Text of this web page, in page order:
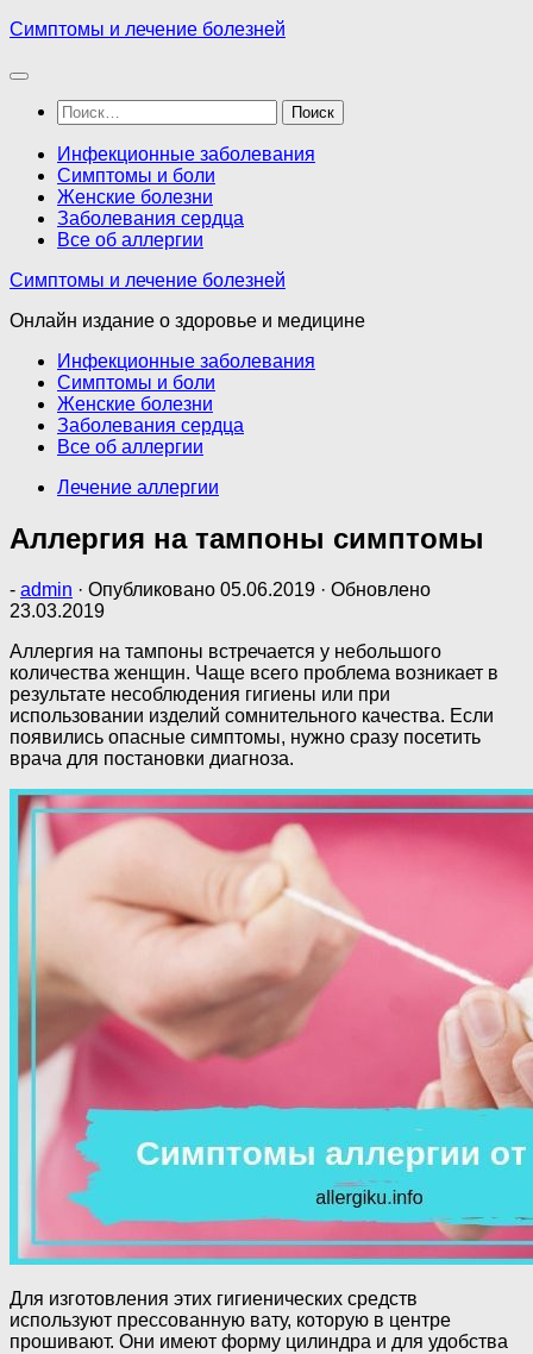
Перейти
содержимому
Симптомы и лечение болезней
Найти:
Инфекционные заболевания
Симптомы и боли
Женские болезни
Заболевания сердца
Все об аллергии
Симптомы и лечение болезней
Онлайн издание о здоровье и медицине
Инфекционные заболевания
Симптомы и боли
Женские болезни
Заболевания сердца
Все об аллергии
Лечение аллергии
Аллергия на тампоны симптомы
- admin · Опубликовано 05.06.2019 · Обновлено
23.03.2019
Аллергия на тампоны встречается у небольшого
количества женщин. Чаще всего проблема возникает в
результате несоблюдения гигиены или при
использовании изделий сомнительного качества. Если
появились опасные симптомы, нужно сразу посетить
врача для постановки диагноза.
Для изготовления этих гигиенических средств
используют прессованную вату, которую в центре
прошивают. Они имеют форму цилиндра и для удобства